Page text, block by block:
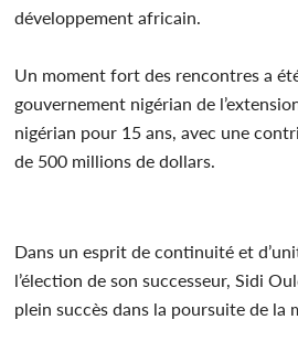
développement africain.
Un moment fort des rencontres a
gouvernement nigérian de
nigérian pour 15 ans, avec une
de 500 millions de dollars.
Dans un esprit de continuité et
l’élection de son successeur, Sidi
plein succès dans la poursuite de la